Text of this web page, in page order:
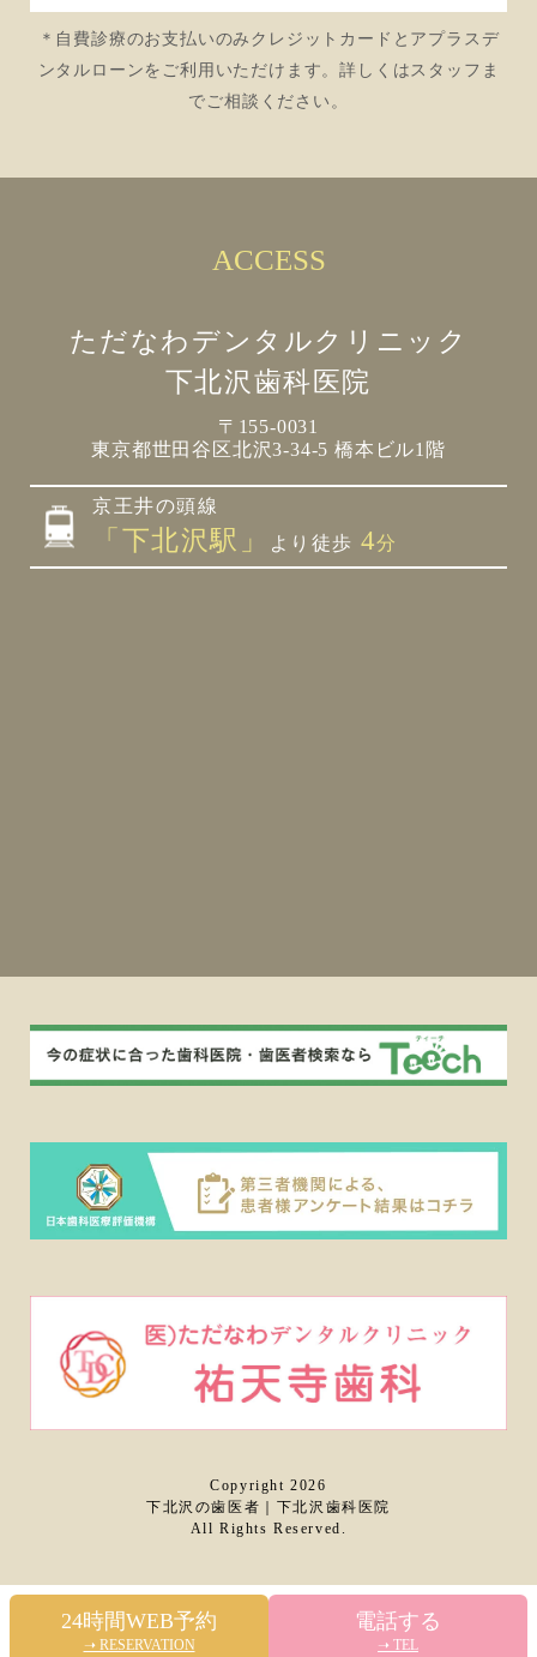
＊自費診療のお支払いのみクレジットカードとアプラスデ
ンタルローンをご利用いただけます。詳しくはスタッフま
でご相談ください。
ACCESS
ただなわデンタルクリニック
下北沢歯科医院
〒155-0031
東京都世田谷区北沢3-34-5 橋本ビル1階
京王井の頭線
「下北沢駅」 より徒歩 4分
Copyright 2026
下北沢の歯医者｜下北沢歯科医院
All Rights Reserved.
24時間WEB予約
➝ RESERVATION
電話する
➝ TEL